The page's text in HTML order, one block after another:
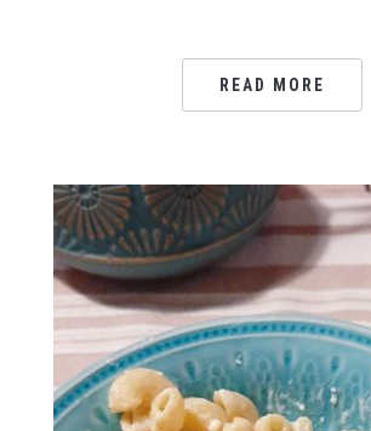
READ MORE